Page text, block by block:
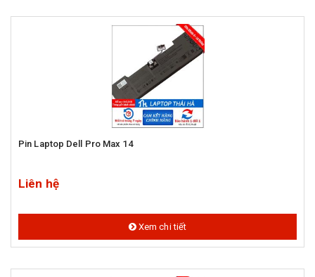
Pin Laptop Dell Pro Max 14
Liên hệ
Xem chi tiết